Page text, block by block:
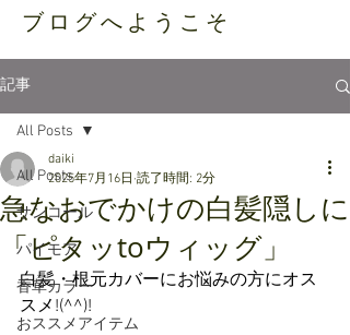
ブログへようこそ
記事
All Posts
サンコール
パイモア
香草カラー
おススメアイテム
All Posts
急なおでかけの白髪隠しに
「ピタッtoウィッグ」
daiki
2025年7月16日 読了時間: 2分
白髪・根元カバーにお悩みの方にオス
スメ!(^^)!